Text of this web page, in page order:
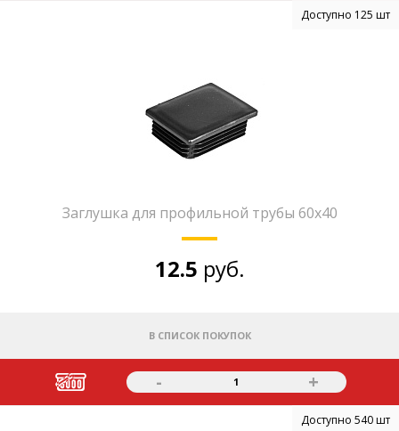
Доступно 125 шт
Заглушка для профильной трубы 60х40
12.5 руб.
В СПИСОК ПОКУПОК
- 1 +
Доступно 540 шт